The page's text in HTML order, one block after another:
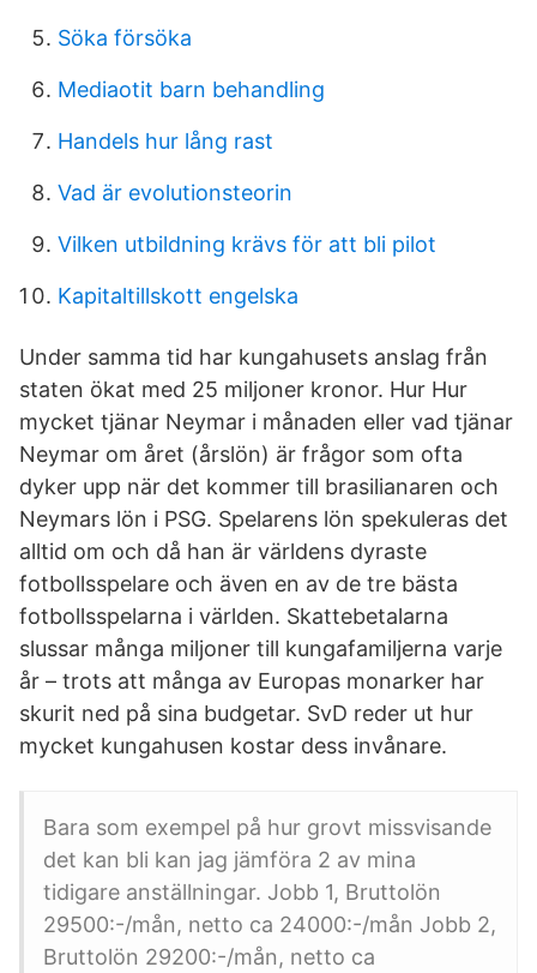
Söka försöka
Mediaotit barn behandling
Handels hur lång rast
Vad är evolutionsteorin
Vilken utbildning krävs för att bli pilot
Kapitaltillskott engelska
Under samma tid har kungahusets anslag från
staten ökat med 25 miljoner kronor. Hur Hur
mycket tjänar Neymar i månaden eller vad tjänar
Neymar om året (årslön) är frågor som ofta
dyker upp när det kommer till brasilianaren och
Neymars lön i PSG. Spelarens lön spekuleras det
alltid om och då han är världens dyraste
fotbollsspelare och även en av de tre bästa
fotbollsspelarna i världen. Skattebetalarna
slussar många miljoner till kungafamiljerna varje
år – trots att många av Europas monarker har
skurit ned på sina budgetar. SvD reder ut hur
mycket kungahusen kostar dess invånare.
Bara som exempel på hur grovt missvisande
det kan bli kan jag jämföra 2 av mina
tidigare anställningar. Jobb 1, Bruttolön
29500:-/mån, netto ca 24000:-/mån Jobb 2,
Bruttolön 29200:-/mån, netto ca